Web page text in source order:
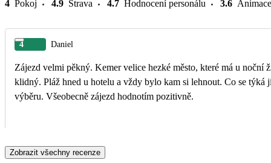
4 Pokoj 4.9 Strava 4.7 Hodnocení personálu 3.6 Animace
4 Daniel
Zájezd velmi pěkný. Kemer velice hezké město, které má u noční
klidný. Pláž hned u hotelu a vždy bylo kam si lehnout. Co se týká
výběru. Všeobecně zájezd hodnotím pozitivně.
Zobrazit všechny recenze